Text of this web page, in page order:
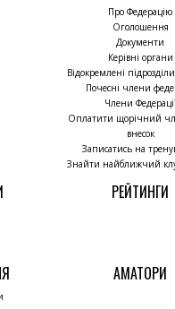
Про Федерацію
Оголошення
Документи
Керівні органи
Відокремлені
Почесні члени
Члени
Оплатити щорічний
внесок
Записатись на
Знайти найближчий
РЕЙТИНГИ
АМАТОРИ